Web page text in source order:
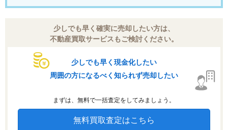
少しでも早く確実に売却したい方は、
不動産買取サービスもご検討ください。
少しでも早く現金化したい
周囲の方になるべく知られず売却したい
まずは、無料で一括査定をしてみましょう。
無料買取査定はこちら